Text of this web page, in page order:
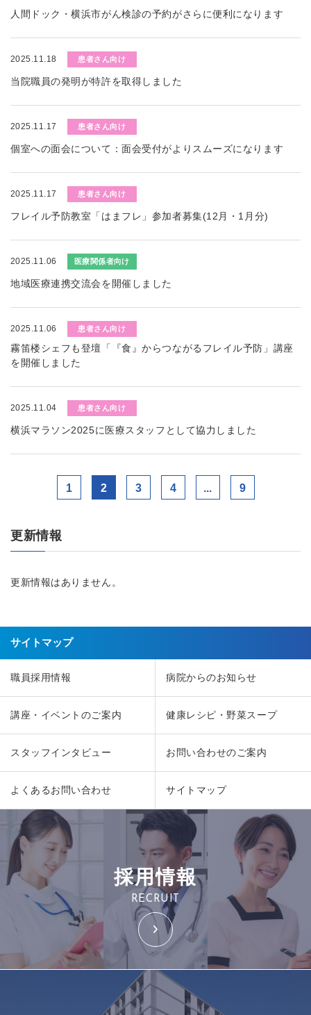
人間ドック・横浜市がん検診の予約がさらに便利になります
2025.11.18 患者さん向け
当院職員の発明が特許を取得しました
2025.11.17 患者さん向け
個室への面会について：面会受付がよりスムーズになります
2025.11.17 患者さん向け
フレイル予防教室「はまフレ」参加者募集(12月・1月分)
2025.11.06 医療関係者向け
地域医療連携交流会を開催しました
2025.11.06 患者さん向け
霧笛楼シェフも登壇「『食』からつながるフレイル予防」講座
を開催しました
2025.11.04 患者さん向け
横浜マラソン2025に医療スタッフとして協力しました
1 2 3 4 ... 9
更新情報
更新情報はありません。
サイトマップ
職員採用情報 病院からのお知らせ
講座・イベントのご案内 健康レシピ・野菜スープ
スタッフインタビュー お問い合わせのご案内
よくあるお問い合わせ サイトマップ
採用情報
RECRUIT